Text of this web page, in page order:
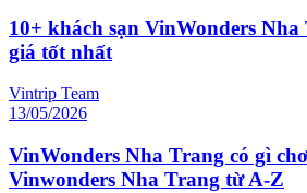
10+ khách sạn VinWonders
giá tốt nhất
Vintrip Team
13/05/2026
VinWonders Nha Trang có gì
Vinwonders Nha Trang từ A-Z